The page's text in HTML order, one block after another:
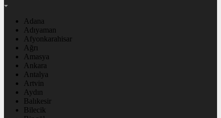
Adana
Adıyaman
Afyonkarahisar
Ağrı
Amasya
Ankara
Antalya
Artvin
Aydın
Balıkesir
Bilecik